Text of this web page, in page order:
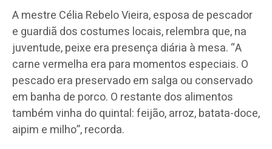
A mestre Célia Rebelo Vieira, esposa de pescador
e guardiã dos costumes locais, relembra que, na
juventude, peixe era presença diária à mesa. “A
carne vermelha era para momentos especiais. O
pescado era preservado em salga ou conservado
em banha de porco. O restante dos alimentos
também vinha do quintal: feijão, arroz, batata-doce,
aipim e milho”, recorda.